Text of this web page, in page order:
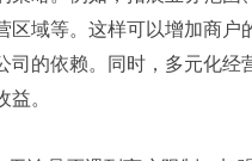
区域等。这样可以增加商户
司的依赖。同时，多元化经
。